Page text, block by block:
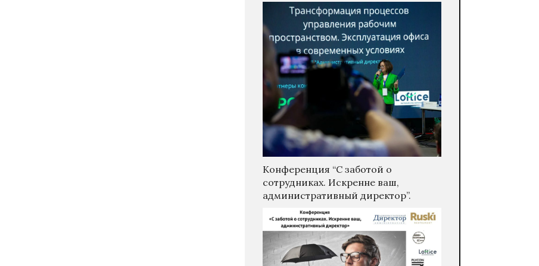
Конференция “С заботой о
сотрудниках. Искренне ваш,
административный директор”.